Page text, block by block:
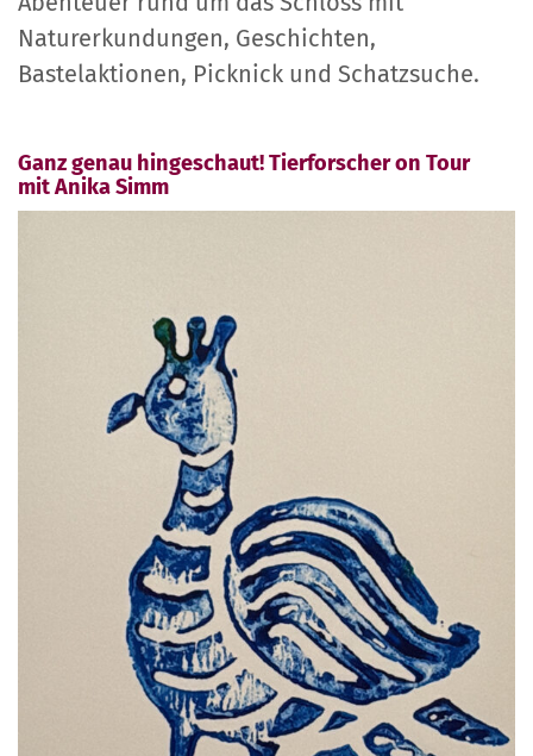
Naturerkundungen, Geschichten,
Bastelaktionen, Picknick und Schatzsuche.
Ganz genau hingeschaut! Tierforscher on Tour
mit Anika Simm